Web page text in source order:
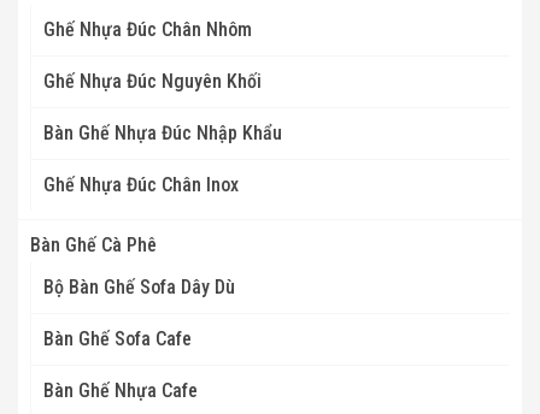
Ghế Nhựa Đúc Chân Nhôm
Ghế Nhựa Đúc Nguyên Khối
Bàn Ghế Nhựa Đúc Nhập Khẩu
Ghế Nhựa Đúc Chân Inox
Bàn Ghế Cà Phê
Bộ Bàn Ghế Sofa Dây Dù
Bàn Ghế Sofa Cafe
Bàn Ghế Nhựa Cafe